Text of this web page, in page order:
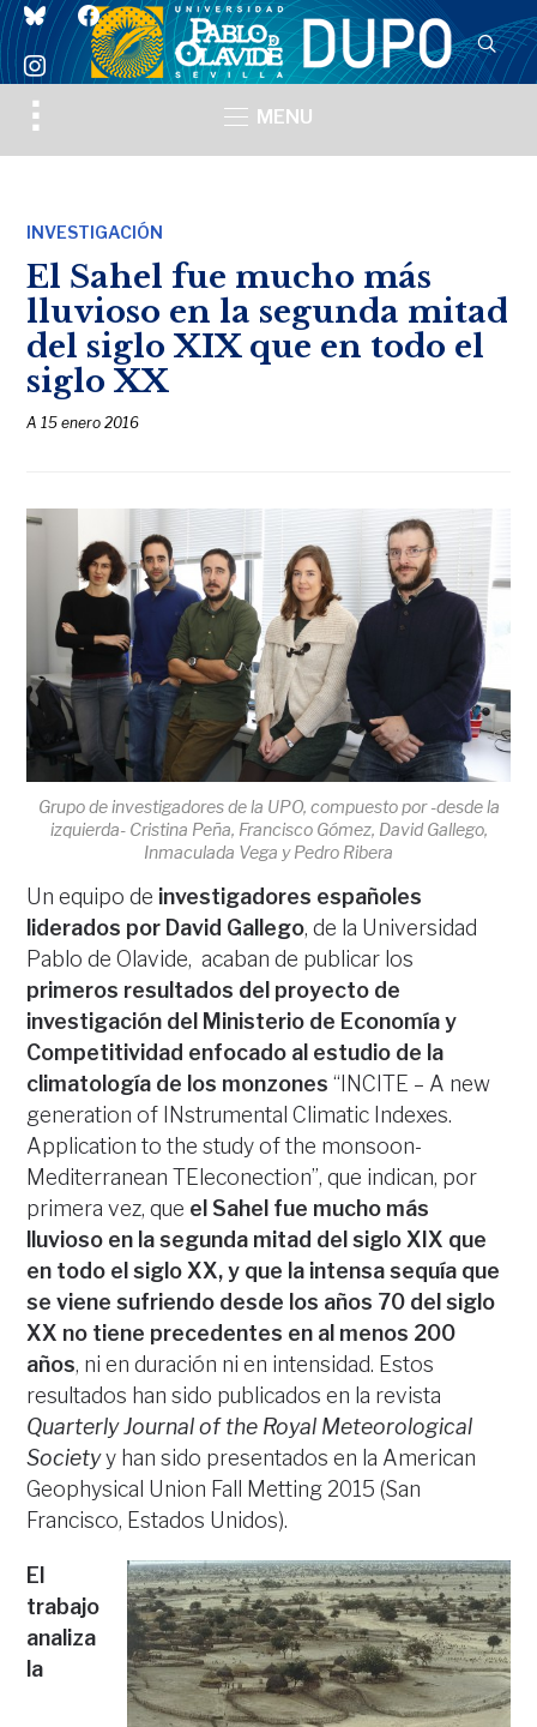
blueskyfacebook
instagram
Toggle
sidebar
MENU
INVESTIGACIÓN
El Sahel fue mucho más
lluvioso en la segunda mitad
del siglo XIX que en todo el
siglo XX
A15 enero 2016
Grupo de investigadores de la UPO, compuesto por -desde la
izquierda- Cristina Peña, Francisco Gómez, David Gallego,
Inmaculada Vega y Pedro Ribera
Un equipo de investigadores españoles
liderados por David Gallego, de la Universidad
Pablo de Olavide, acaban de publicar los
primeros resultados del proyecto de
investigación del Ministerio de Economía y
Competitividad enfocado al estudio de la
climatología de los monzones “INCITE – A new
generation of INstrumental Climatic Indexes.
Application to the study of the monsoon-
Mediterranean TEleconection”, que indican, por
primera vez, que el Sahel fue mucho más
lluvioso en la segunda mitad del siglo XIX que
en todo el siglo XX, y que la intensa sequía que
se viene sufriendo desde los años 70 del siglo
XX no tiene precedentes en al menos 200
años, ni en duración ni en intensidad. Estos
resultados han sido publicados en la revista
Quarterly Journal of the Royal Meteorological
Societyy han sido presentados en la American
Geophysical Union Fall Metting 2015 (San
Francisco, Estados Unidos).
El
trabajo
analiza
la